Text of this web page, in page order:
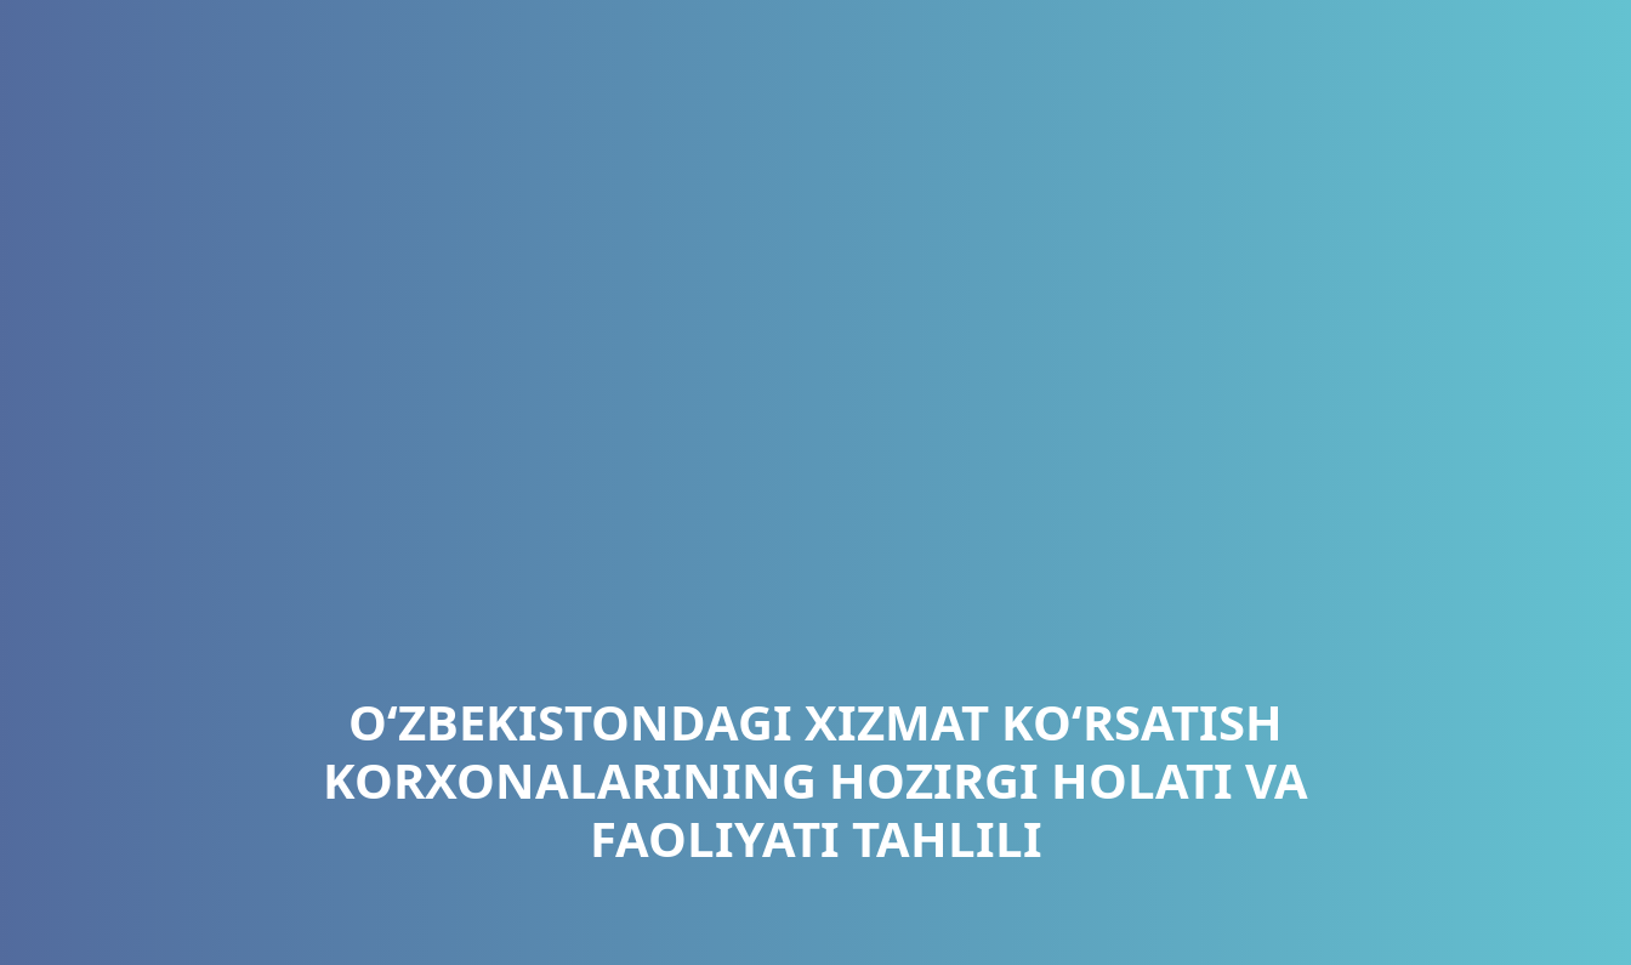
O‘ZBEKISTONDAGI XIZMAT KO‘RSATISH
KORXONALARINING HOZIRGI HOLATI VA
FAOLIYATI TAHLILI